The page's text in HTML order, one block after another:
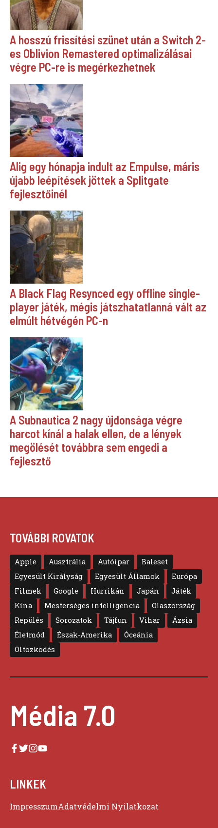
A hosszú frissítési szünet után a Switch 2-
es Oblivion Remastered optimalizálásai
végre PC-re is megérkezhetnek
Alig egy hónapja indult az Empulse, máris
újabb leépítések jöttek a Splitgate
fejlesztőinél
A Black Flag Resynced egy offline single-
player játék, mégis játszhatatlanná vált az
elmúlt hétvégén PC-n
A Subnautica 2 nagy újdonsága végre
harcot kínál a halak ellen, de a lények
megölését továbbra sem engedi a
fejlesztő
TOVÁBBI ROVATOK
Apple Ausztrália Autóipar
Baleset
Egyesült Királyság
Egyesült Államok
Európa
Filmek
Google Hurrikán Japán
Játék
Kína
Mesterséges intelligencia
Olaszország
Repülés
Sorozatok Tájfun Vihar
Ázsia
Életmód
Észak-Amerika
Óceánia
Öltözködés
Média 7.0
LINKEK
ImpresszumAdatvédelmi Nyilatkozat